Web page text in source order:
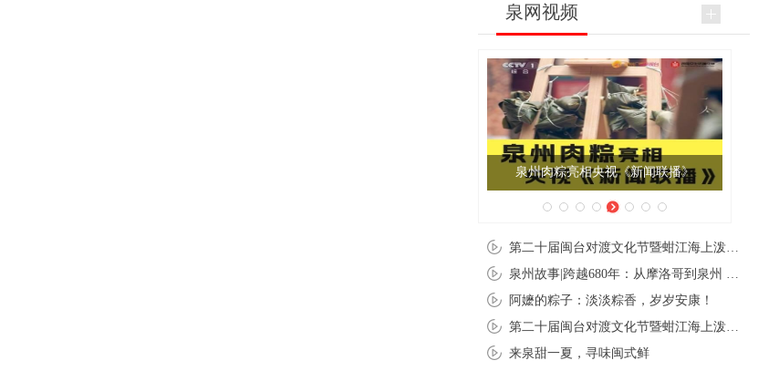
泉网视频
泉州肉粽亮相央视《新闻联播》
阿嬷的粽子：淡淡粽香，岁岁安康！
来泉甜一夏，寻味闽式鲜